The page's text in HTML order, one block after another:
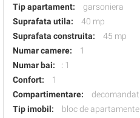
Tip apartament:
garsoniera
Suprafata utila:
40 mp
Suprafata construita:
45 mp
Numar camere:
1
Numar bai:
: 1
Confort:
1
Compartimentare:
decomandat
Tip imobil:
bloc de apartamente